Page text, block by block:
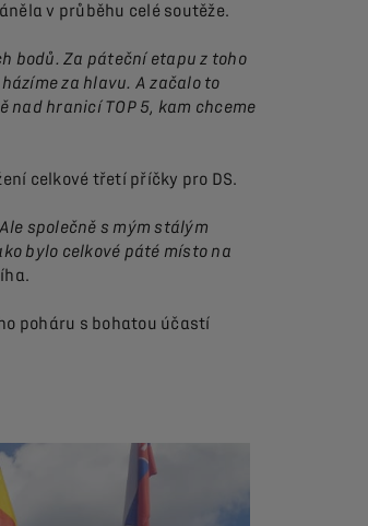
v průběhu celé soutěže.
bodů. Za páteční etapu z toho
za hlavu. A začalo to
hranicí TOP 5, kam chceme
celkové třetí příčky pro DS.
společně s mým stálým
bylo celkové páté místo na
poháru s bohatou účastí